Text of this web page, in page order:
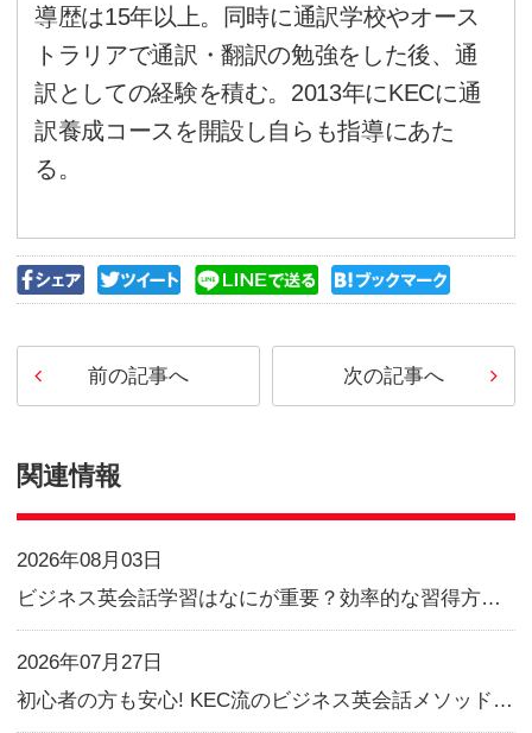
自分で隙間時間を見つけ、学習
で英語力アップに繋がるでしょう
なりきる！
教室でもオンラインでも、一
「思い」です。 初心者の方を含
たい！と言う思いが皆さんの成
す。慣れた環境に一人でいる場
akerになりきって、「大きな声
ャー」を使いながら、是非とも
参加してみてください！実際